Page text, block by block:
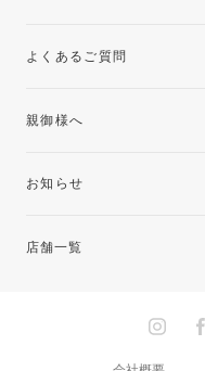
よくあるご質問
親御様へ
お知らせ
店舗一覧